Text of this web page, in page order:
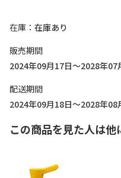
在庫
在庫あり
販売期間
2024年09月17日～2028年07
配送期間
2024年09月18日～2028年08
この商品を見た人は